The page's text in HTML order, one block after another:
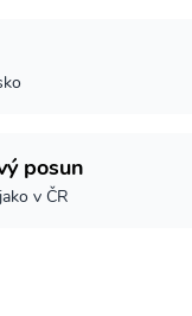
posun
v ČR